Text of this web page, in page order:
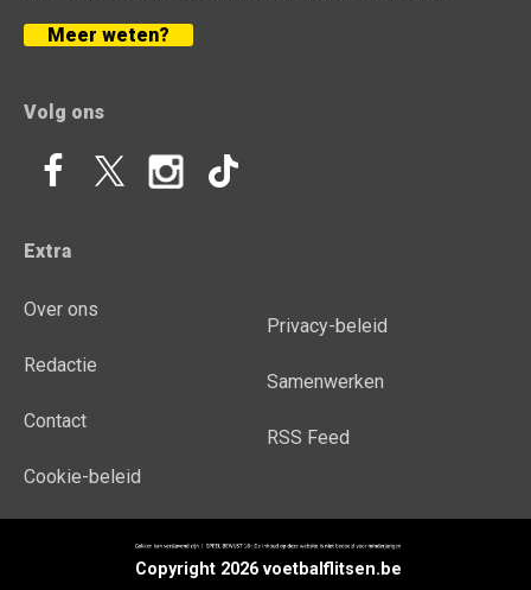
Meer weten?
Volg ons
Extra
Over ons
Redactie
Contact
Cookie-beleid
Privacy-beleid
Samenwerken
RSS Feed
Copyright 2026 voetbalflitsen.be